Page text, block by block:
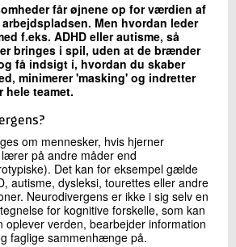
Send
får øjnene op for værdien af
Men hvordan leder
f.eks. ADHD eller autisme, så
bringes i spil, uden at de brænder
få indsigt i, hvordan du skaber
minimerer 'masking' og indretter
hele teamet.
om mennesker, hvis hjerner
på andre måder end
Det kan for eksempel gælde
autisme, dysleksi, tourettes eller andre
Neurodivergens er ikke i sig selv en
for kognitive forskelle, som kan
oplever verden, bearbejder information
faglige sammenhænge på.